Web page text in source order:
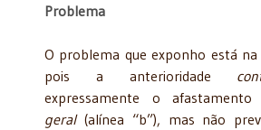
Problema
O problema que exponho está na
pois a anterioridade
expressamente o afastamento
geral(alínea “b”), mas não